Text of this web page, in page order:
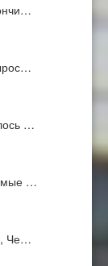
…
…
Че…